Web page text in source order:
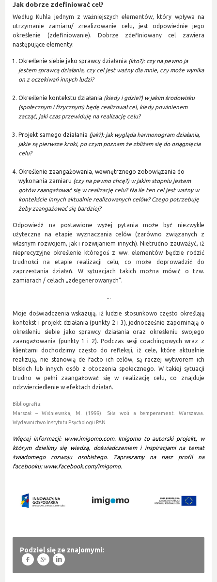
Jak dobrze zdefiniować cel?
Według Kuhla jednym z ważniejszych elementów, który wpływa na
utrzymanie zamiaru/ zrealizowanie celu, jest odpowiednie jego
określenie (zdefiniowanie). Dobrze zdefiniowany cel zawiera
następujące elementy:
Określenie siebie jako sprawcy działania (kto?): czy na pewno ja
jestem sprawcą działania, czy cel jest ważny dla mnie, czy może wynika
on z oczekiwań innych ludzi?
Określenie kontekstu działania (kiedy i gdzie?) w jakim środowisku
(społecznym i fizycznym) będę realizował cel, kiedy powinienem
zacząć, jaki czas przewiduję na realizację celu?
Projekt samego działania (jak?): jak wygląda harmonogram działania,
jakie są pierwsze kroki, po czym poznam że zbliżam się do osiągnięcia
celu?
Określenie zaangażowania, wewnętrznego zobowiązania do
wykonania zamiaru (czy na pewno chcę?) w jakim stopniu jestem
gotów zaangażować się w realizację celu? Na ile ten cel jest ważny w
kontekście innych aktualnie realizowanych celów? Czego potrzebuję
żeby zaangażować się bardziej?
Odpowiedź na postawione wyżej pytania może być niezwykle
użyteczna na etapie wyznaczania celów (zarówno związanych z
własnym rozwojem, jak i rozwijaniem innych). Nietrudno zauważyć, iż
nieprecyzyjne określenie któregoś z ww. elementów będzie rodzić
trudności na etapie realizacji celu, co może doprowadzić do
zaprzestania działań. W sytuacjach takich można mówić o tzw.
zamiarach / celach „zdegenerowanych”.
...
Moje doświadczenia wskazują, iż ludzie stosunkowo często określają
kontekst i projekt działania (punkty 2 i 3), jednocześnie zapominają o
określeniu siebie jako sprawcy działania oraz określeniu swojego
zaangażowania (punkty 1 i 2). Podczas sesji coachingowych wraz z
klientami dochodzimy często do refleksji, iż cele, które aktualnie
realizują, nie stanowią de facto ich celów, są raczej wytworem ich
bliskich lub innych osób z otoczenia społecznego. W takiej sytuacji
trudno w pełni zaangażować się w realizację celu, co znajduje
odzwierciedlenie w efektach działań.
Bibliografia:
Marszał – Wiśniewska, M. (1999). Siła woli a temperament. Warszawa.
Wydawnictwo Instytutu Psychologii PAN
Więcej informacji: www.imigomo.com. Imigomo to autorski projekt, w
którym dzielimy się wiedzą, doświadczeniem i inspiracjami na temat
świadomego rozwoju osobistego. Zapraszamy na nasz profil na
facebooku: www.facebook.com/imigomo.
Podziel się ze znajomymi:
f g l